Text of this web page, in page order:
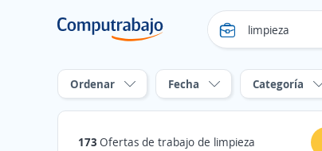
Ordenar Fecha Categoría
173 Ofertas de trabajo de limpieza